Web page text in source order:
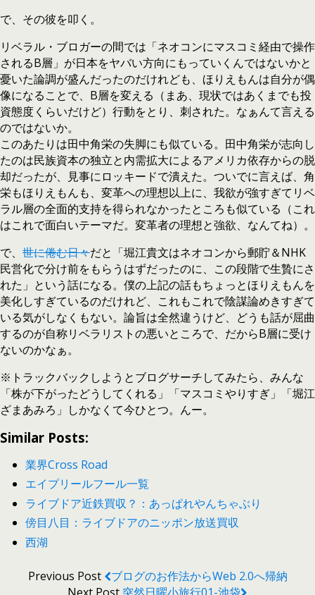
で、その彼を叩く。
リベラル・ブロガーの間では「ネオコンにマスコミ経由で操作
されるB層」が日本をヤバい方向にもっていくんではないかと
憂いた論調が盛んだったのだけれども、ほりえもんは自分が偶
像になることで、B層を変える（まあ、現状ではあくまでも投
資態度くらいだけど）行動をとり、刺された。なぁんて言える
のではないか。
このあたりは田中角栄の失脚にも似ている。田中角栄が志向し
たのは民族資本の独立と内需拡大によるアメリカ依存からの脱
却だったが、見事にロッキードで潰えた。ついでに言えば、角
栄もほりえもんも、変革への理想以上に、我欲が強すぎてリベ
ラル層の全面的支持を得られなかったところも似ている（これ
はこれで面白いテーマだ。変革者の理想と強欲、なんてね）。
で、 世に倦む日々だと「堀江貴文はネオコンから郵貯＆NHK
民営化で分け前をもらうはずだったのに、この段階で生贄にさ
れた」という話になる。僕の上記の話もちょっとほりえもんを
美化しすぎているのだけれど、これもこれで陰謀論めきすぎて
いる気がしなくもない。論旨は全然違うけど、どうも話が屈曲
するのが自称リベラリストの悪いところで、だからB層に受け
ないのかなぁ。
※トラックバックしようとブログサーチしてみたら、みんな
「株が下がったどうしてくれる」「マスコミやりすぎ」「堀江
ざまあみろ」しかなくて今ひとつ。んー。
Similar Posts:
業界Cross Road
エイプリールフール一覧
ライブドア近鉄買収？：あっぱれやんちゃぶり
傍目八目：ライブドアのニッポン放送買収
西湖
Previous Post
ブログのお作法からweb 2.0へ帰納